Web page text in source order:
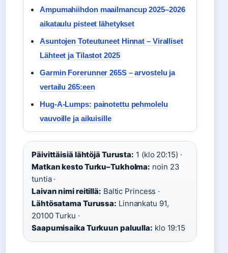
Ampumahiihdon maailmancup 2025–2026
aikataulu pisteet lähetykset
Asuntojen Toteutuneet Hinnat – Viralliset
Lähteet ja Tilastot 2025
Garmin Forerunner 265S – arvostelu ja
vertailu 265:een
Hug-A-Lumps: painotettu pehmolelu
vauvoille ja aikuisille
Päivittäisiä lähtöjä Turusta: 1 (klo 20:15) ·
Matkan kesto Turku–Tukholma: noin 23
tuntia ·
Laivan nimi reitillä: Baltic Princess ·
Lähtösatama Turussa: Linnankatu 91,
20100 Turku ·
Saapumisaika Turkuun paluulla: klo 19:15